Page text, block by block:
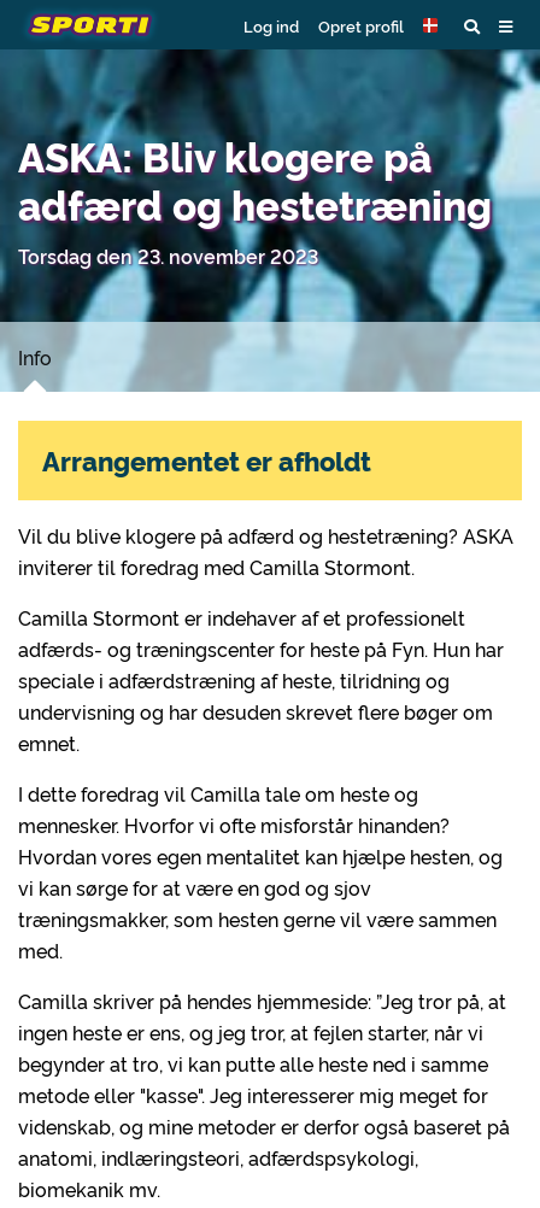
Log ind Opret profil
ASKA: Bliv klogere på
adfærd og hestetræning
Torsdag den 23. november 2023
Info
Vil du blive klogere på adfærd og hestetræning? ASKA
inviterer til foredrag med Camilla Stormont.
Camilla Stormont er indehaver af et professionelt
adfærds- og træningscenter for heste på Fyn. Hun har
speciale i adfærdstræning af heste, tilridning og
undervisning og har desuden skrevet flere bøger om
emnet.
I dette foredrag vil Camilla tale om heste og
mennesker. Hvorfor vi ofte misforstår hinanden?
Hvordan vores egen mentalitet kan hjælpe hesten, og
vi kan sørge for at være en god og sjov
træningsmakker, som hesten gerne vil være sammen
med.
Camilla skriver på hendes hjemmeside: ”Jeg tror på, at
ingen heste er ens, og jeg tror, at fejlen starter, når vi
begynder at tro, vi kan putte alle heste ned i samme
metode eller "kasse". Jeg interesserer mig meget for
videnskab, og mine metoder er derfor også baseret på
anatomi, indlæringsteori, adfærdspsykologi,
biomekanik mv.
Arrangementet er afholdt